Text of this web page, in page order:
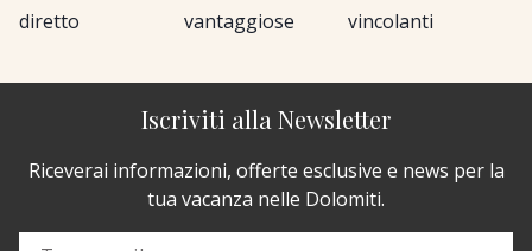
diretto
vantaggiose
vincolanti
Iscriviti alla Newsletter
Riceverai informazioni, offerte esclusive e news per la
tua vacanza nelle Dolomiti.